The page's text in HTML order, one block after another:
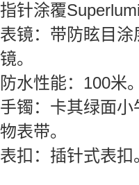
指针涂覆
表镜：带防眩目
镜。
防水性能：100米。
手镯：卡其绿面
物表带。
表扣：插针式表扣